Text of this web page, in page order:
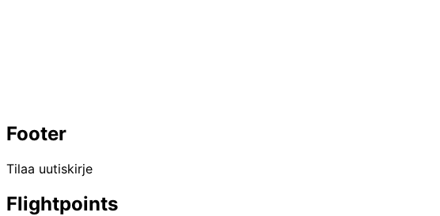
Footer
Tilaa uutiskirje
Flightpoints